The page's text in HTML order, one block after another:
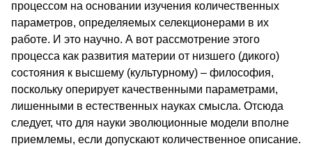
процессом на основании изучения количественных
параметров, определяемых селекционерами в их
работе. И это научно. А вот рассмотрение этого
процесса как развития материи от низшего (дикого)
состояния к высшему (культурному) – философия,
поскольку оперирует качественными параметрами,
лишенными в естественных науках смысла. Отсюда
следует, что для науки эволюционные модели вполне
приемлемы, если допускают количественное описание.